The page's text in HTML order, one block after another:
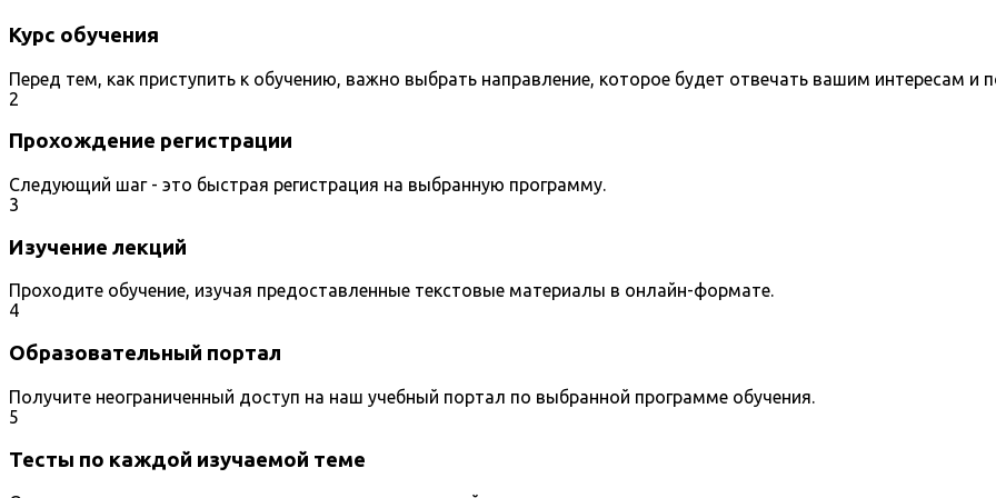
Курс обучения
Перед тем, как приступить к обучению, важно выбрать направление, которое будет отвечать вашим интересам и
2
Прохождение регистрации
Следующий шаг - это быстрая регистрация на выбранную программу.
3
Изучение лекций
Проходите обучение, изучая предоставленные текстовые материалы в онлайн-формате.
4
Образовательный портал
Получите неограниченный доступ на наш учебный портал по выбранной программе обучения.
5
Тесты по каждой изучаемой теме